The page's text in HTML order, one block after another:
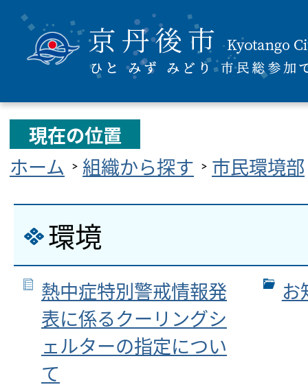
現在の位置
ホーム
組織から探す 市民環境部
環境
熱中症特別警戒情報発
表に係るクーリングシ
ェルターの指定につい
て
お